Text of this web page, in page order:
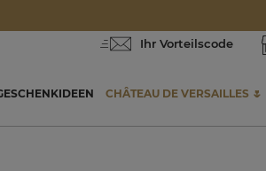
Ihr Vorteilscode
CHÂTEAU DE VERSAILLES 🌷